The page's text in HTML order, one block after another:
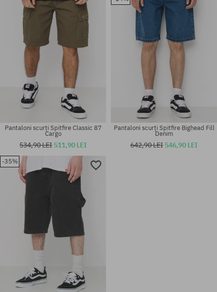
Pantaloni scurți Spitfire Classic 87
Cargo
534,90 LEI 511,90 LEI
Pantaloni scurți Spitfire Bighead Fill
Denim
642,90 LEI 546,90 LEI
-35%